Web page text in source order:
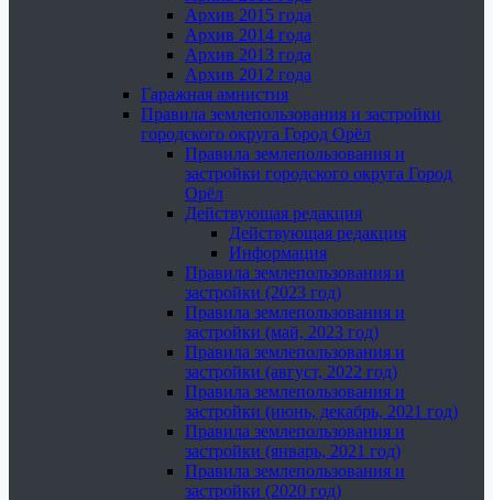
Архив 2015 года
Архив 2014 года
Архив 2013 года
Архив 2012 года
Гаражная амнистия
Правила землепользования и застройки
городского округа Город Орёл
Правила землепользования и
застройки городского округа Город
Орёл
Действующая редакция
Действующая редакция
Информация
Правила землепользования и
застройки (2023 год)
Правила землепользования и
застройки (май, 2023 год)
Правила землепользования и
застройки (август, 2022 год)
Правила землепользования и
застройки (июнь, декабрь, 2021 год)
Правила землепользования и
застройки (январь, 2021 год)
Правила землепользования и
застройки (2020 год)